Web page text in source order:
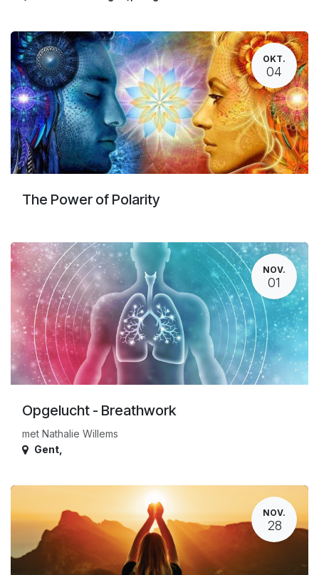
OKT.
04
The Power of Polarity
NOV.
01
Opgelucht - Breathwork
met Nathalie Willems
Gent
NOV.
28